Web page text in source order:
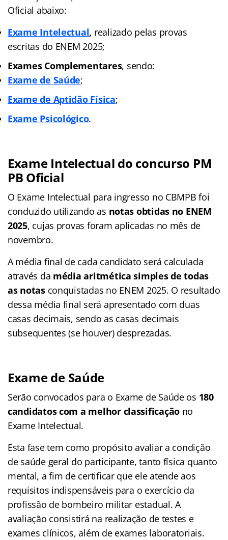
Oficial abaixo:
Exame Intelectual, realizado pelas provas
escritas do ENEM 2025;
Exames Complementares, sendo:
Exame de Saúde;
Exame de Aptidão Física;
Exame Psicológico.
Exame Intelectual do concurso PM
PB Oficial
O Exame Intelectual para ingresso no CBMPB foi
conduzido utilizando as notas obtidas no ENEM
2025, cujas provas foram aplicadas no mês de
novembro.
A média final de cada candidato será calculada
através da média aritmética simples de todas
as notasconquistadas no ENEM 2025. O resultado
dessa média final será apresentado com duas
casas decimais, sendo as casas decimais
subsequentes (se houver) desprezadas.
Exame de Saúde
Serão convocados para o Exame de Saúde os 180
candidatos com a melhor classificação no
Exame Intelectual.
Esta fase tem como propósito avaliar a condição
de saúde geral do participante, tanto física quanto
mental, a fim de certificar que ele atende aos
requisitos indispensáveis para o exercício da
profissão de bombeiro militar estadual. A
avaliação consistirá na realização de testes e
exames clínicos, além de exames laboratoriais.